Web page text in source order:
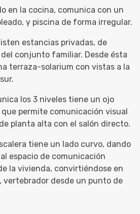
en la cocina, comunica con un
y piscina de forma irregular.
estancias privadas, de
conjunto familiar. Desde ésta
terraza-solarium con vistas a la
los 3 niveles tiene un ojo
permite comunicación visual
planta alta con el salón directo.
tiene un lado curvo, dando
espacio de comunicación
la vivienda, convirtiéndose en
vertebrador desde un punto de